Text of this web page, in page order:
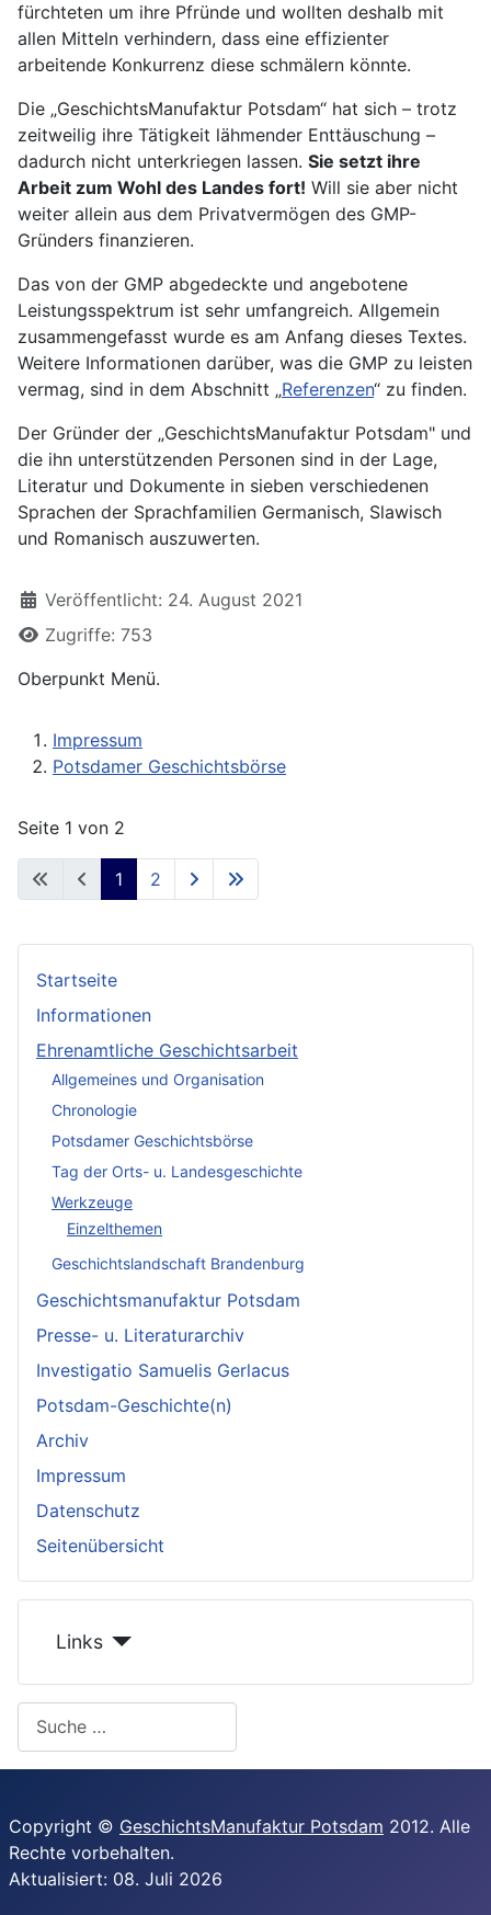
Startseite
Informationen
Ehrenamtliche Geschichtsarbeit
Allgemeines und Organisation
Chronologie
Potsdamer Geschichtsbörse
Tag der Orts- u. Landesgeschichte
Werkzeuge
Einzelthemen
Geschichtslandschaft Brandenburg
Geschichtsmanufaktur Potsdam
Presse- u. Literaturarchiv
Investigatio Samuelis Gerlacus
Potsdam-Geschichte(n)
Archiv
Impressum
Datenschutz
Seitenübersicht
Links
fürchteten um ihre Pfründe und wollten deshalb mit
allen Mitteln verhindern, dass eine effizienter
arbeitende Konkurrenz diese schmälern könnte.
Die „GeschichtsManufaktur Potsdam“ hat sich – trotz
zeitweilig ihre Tätigkeit lähmender Enttäuschung –
dadurch nicht unterkriegen lassen. Sie setzt ihre
Arbeit zum Wohl des Landes fort! Will sie aber nicht
weiter allein aus dem Privatvermögen des GMP-
Gründers finanzieren.
Das von der GMP abgedeckte und angebotene
Leistungsspektrum ist sehr umfangreich. Allgemein
zusammengefasst wurde es am Anfang dieses Textes.
Weitere Informationen darüber, was die GMP zu leisten
vermag, sind in dem Abschnitt „Referenzen“ zu finden.
Der Gründer der „GeschichtsManufaktur Potsdam" und
die ihn unterstützenden Personen sind in der Lage,
Literatur und Dokumente in sieben verschiedenen
Sprachen der Sprachfamilien Germanisch, Slawisch
und Romanisch auszuwerten.
Details
Veröffentlicht: 24. August 2021
Zugriffe: 753
Oberpunkt Menü.
Impressum
Potsdamer Geschichtsbörse
Seite 1 von 2
1 2
Copyright © GeschichtsManufaktur Potsdam 2012. Alle
Rechte vorbehalten.
Aktualisiert: 08. Juli 2026